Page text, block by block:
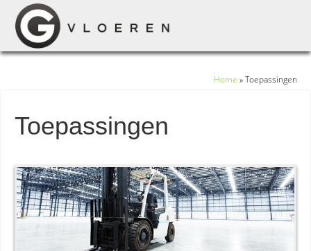
Home »Toepassingen
Toepassingen